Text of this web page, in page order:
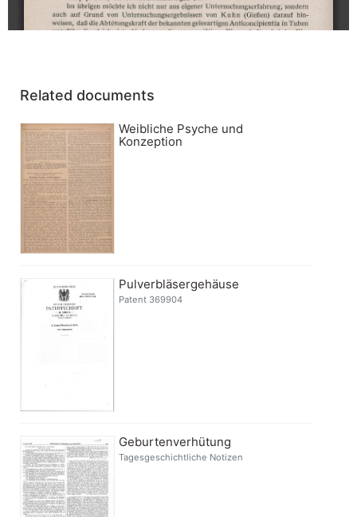
Related documents
Weibliche Psyche und
Konzeption
Pulverbläsergehäuse
Patent 369904
Geburtenverhütung
Tagesgeschichtliche Notizen